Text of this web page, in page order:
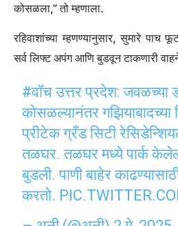
कोसळला,” तो म्हणाला.
रहिवाशांच्या म्हणण्यानुसार, सुमारे
सर्व लिफ्ट अपंग आणि बुडवून टाकणारी
#वॉचउत्तर प्रदेश: जवळच्या
कोसळल्यानंतर गझियाबादच्या
प्रीटेक ग्रँड सिटी
तळघर. तळघर मध्ये पार्क
बुडली. पाणी बाहेर
करतो.